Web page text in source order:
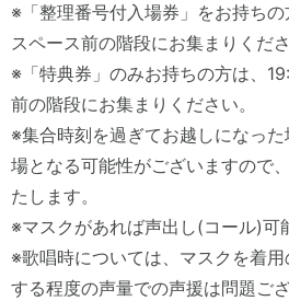
※「整理番号付入場券」をお持ち
スペース前の階段にお集まりくださ
※「特典券」のみお持ちの方は、
前の階段にお集まりください。
※集合時刻を過ぎてお越しになっ
場となる可能性がございますので
たします。
※マスクがあれば声出し(コール)可
※歌唱時については、マスクを着
する程度の声量での声援は問題ご